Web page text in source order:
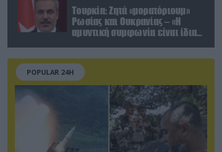
Τουρκία: Ζητά «μορατόριουμ»
Ρωσίας και Ουκρανίας – «Η
αμυντική συμφωνία είναι ίδια
POPULAR 24H